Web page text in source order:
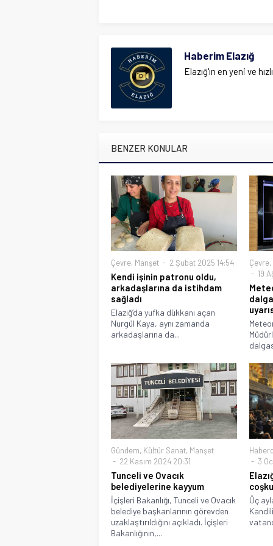
Haberim Elazığ
Elazığ'ın en yeni ve
BENZER KONULAR
Çevre, Manşet 2 Şubat 2025 14:54
Kendi işinin patronu oldu,
arkadaşlarına da istihdam
sağladı
Elazığ’da yufka dükkanı açan
Nurgül Kaya, aynı zamanda
arkadaşlarına da...
Çevre,
19
Gündem, Kültür Sanat, Manşet
22 Kasım 2024 20:31
Tunceli ve Ovacık
belediyelerine kayyum
İçişleri Bakanlığı, Tunceli ve Ovacık
belediye başkanlarının görevden
uzaklaştırıldığını açıkladı. İçişleri
Bakanlığının,...
3
Üç